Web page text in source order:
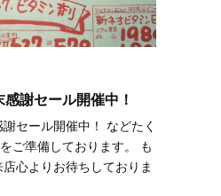
謝セール開催中！
セール開催中！ などたく
ご準備しております。 も
心よりお待ちしておりま